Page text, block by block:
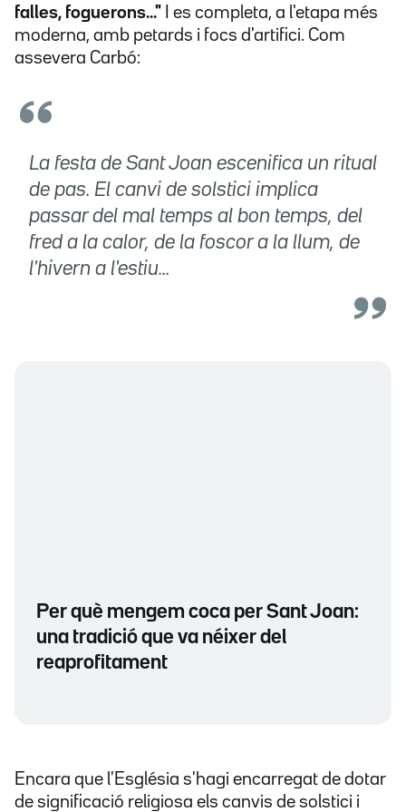
falles, foguerons..." I es completa, a l'etapa més
moderna, amb petards i focs d'artifici. Com
assevera Carbó:
La festa de Sant Joan escenifica un ritual
de pas. El canvi de solstici implica
passar del mal temps al bon temps, del
fred a la calor, de la foscor a la llum, de
l'hivern a l'estiu...
Per què mengem coca per Sant Joan:
una tradició que va néixer del
reaprofitament
Encara que l'Església s'hagi encarregat de dotar
de significació religiosa els canvis de solstici i